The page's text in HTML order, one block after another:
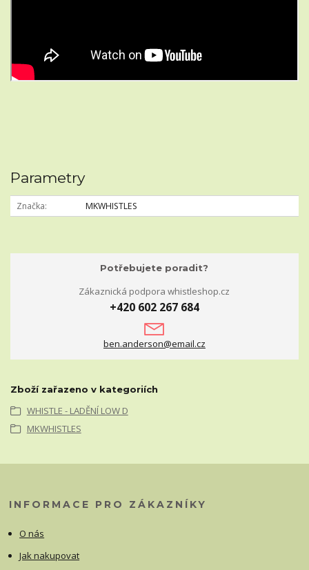
Parametry
Značka MKWHISTLES
Potřebujete poradit?
Zákaznická podpora whistleshop.cz
+420 602 267 684
ben.anderson@email.cz
Zboží zařazeno v kategoriích
WHISTLE - LADĚNÍ LOW D
MKWHISTLES
INFORMACE PRO ZÁKAZNÍKY
O nás
Jak nakupovat